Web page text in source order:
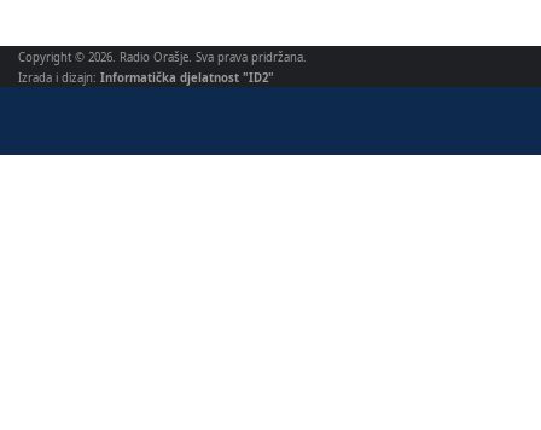
Copyright © 2026. Radio Orašje. Sva prava pridržana.
Izrada i dizajn: Informatička djelatnost "ID2"